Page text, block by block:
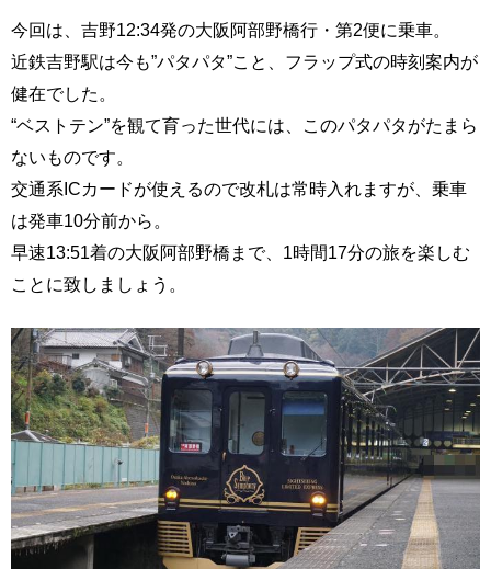
今回は、吉野12:34発の大阪阿部野橋行・第2便に乗車。
近鉄吉野駅は今も”パタパタ”こと、フラップ式の時刻案内が
健在でした。
“ベストテン”を観て育った世代には、このパタパタがたまら
ないものです。
交通系ICカードが使えるので改札は常時入れますが、乗車
は発車10分前から。
早速13:51着の大阪阿部野橋まで、1時間17分の旅を楽しむ
ことに致しましょう。